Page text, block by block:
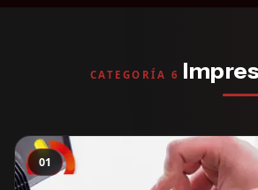
CATEGORÍA 6
01